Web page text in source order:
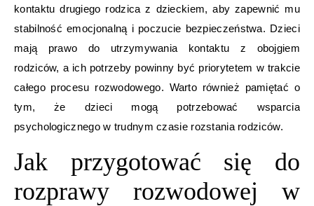
kontaktu drugiego rodzica z dzieckiem, aby zapewnić mu
stabilność emocjonalną i poczucie bezpieczeństwa. Dzieci
mają prawo do utrzymywania kontaktu z obojgiem
rodziców, a ich potrzeby powinny być priorytetem w trakcie
całego procesu rozwodowego. Warto również pamiętać o
tym, że dzieci mogą potrzebować wsparcia
psychologicznego w trudnym czasie rozstania rodziców.
Jak przygotować się do
rozprawy rozwodowej w